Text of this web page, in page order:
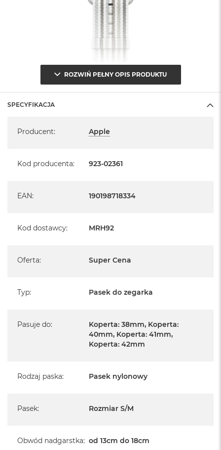
o
N
e
o
2
M
B
A
k
A
B
k
A
ROZWIŃ PEŁNY OPIS PRODUKTU
SPECYFIKACJA
Producent: Apple
Kod producenta: 923-02361
EAN: 190198718334
Kod dostawcy: MRH92
Oferta: Super Cena
Typ: Pasek do zegarka
Pasuje do:
Koperta: 38mm, Koperta:
40mm, Koperta: 41mm,
Koperta: 42mm
Rodzaj paska: Pasek nylonowy
Pasek: Rozmiar S/M
Obwód nadgarstka: od 13cm do 18cm